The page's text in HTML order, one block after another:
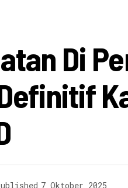
Di
7 Oktober 2025